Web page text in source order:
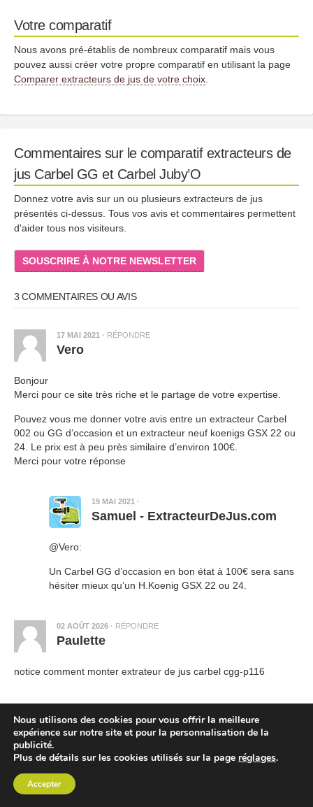
Votre comparatif
Nous avons pré-établis de nombreux comparatif mais vous
pouvez aussi créer votre propre comparatif en utilisant la page
Comparer extracteurs de jus de votre choix
Commentaires sur le comparatif extracteurs de
jus Carbel GG et Carbel Juby’O
Donnez votre avis sur un ou plusieurs extracteurs de jus
présentés ci-dessus. Tous vos avis et commentaires permettent
d'aider tous nos visiteurs.
SOUSCRIRE À NOTRE NEWSLETTER
3 COMMENTAIRES OU AVIS
17 MAI 2021 · RÉPONDRE
Vero
Bonjour
Merci pour ce site très riche et le partage de votre expertise.
Pouvez vous me donner votre avis entre un extracteur Carbel
002 ou GG d’occasion et un extracteur neuf koenigs GSX 22 ou
24. Le prix est à peu près similaire d’environ 100€.
Merci pour votre réponse
19 MAI 2021 ·
Samuel - ExtracteurDeJus.com
@Vero:
Un Carbel GG d’occasion en bon état à 100€ sera sans
hésiter mieux qu’un H.Koenig GSX 22 ou 24.
02 AOÛT 2026 · RÉPONDRE
Paulette
notice comment monter extrateur de jus carbel cgg-p116
Prénom
Nous utilisons des cookies pour vous offrir la meilleure
expérience sur notre site et pour la personnalisation de la
publicité.
Plus de détails sur les cookies utilisés sur la page réglages.
Accepter